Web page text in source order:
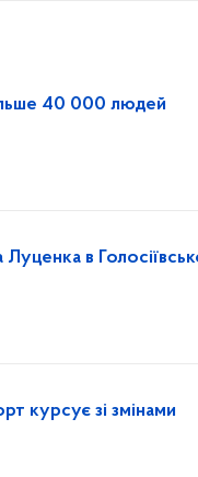
40 000 людей
в
курсує зі змінами